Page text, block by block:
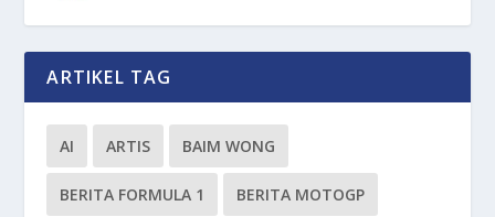
ARTIKEL TAG
AI ARTIS BAIM WONG
BERITA FORMULA 1 BERITA MOTOGP